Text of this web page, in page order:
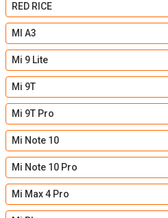
RED RICE
MI A3
Mi 9 Lite
Mi 9T
Mi 9T Pro
Mi Note 10
Mi Note 10 Pro
Mi Max 4 Pro